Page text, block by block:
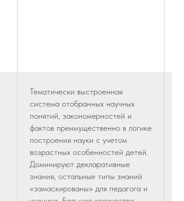
Тематически выстроенная
система отобранных научных
понятий, закономерностей и
фактов преимущественно в логике
построения науки с учетом
возрастных особенностей детей.
Доминируют декларативные
знания, остальные типы знаний
«замаскированы» для педагога и